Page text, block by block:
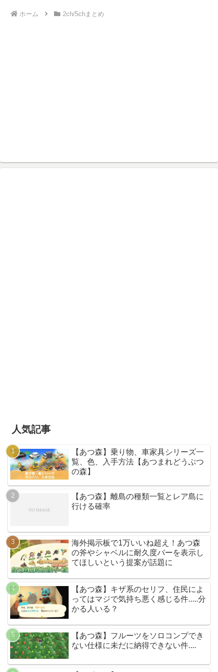
ホーム 2ch/5chまとめ
人気記事
【あつ森】乗り物、車家具シリーズ一
覧、色、入手方法【あつまれどうぶつ
の森】
【あつ森】離島の種類一覧とレア島に
行ける確率
海外掲示板で1万いいね超え！あつ森
の斧やシャベルに耐久度バーを表示し
てほしいという提案が話題に
【あつ森】キザ系のセリフ、住民によ
ってはマジで気持ち悪く感じる件.....分
かる人いる？
【あつ森】フルーツをソロコンプでき
ない仕様に未だに納得できない件....